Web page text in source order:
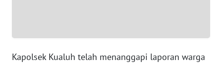
Kapolsek Kualuh telah menanggapi laporan warga